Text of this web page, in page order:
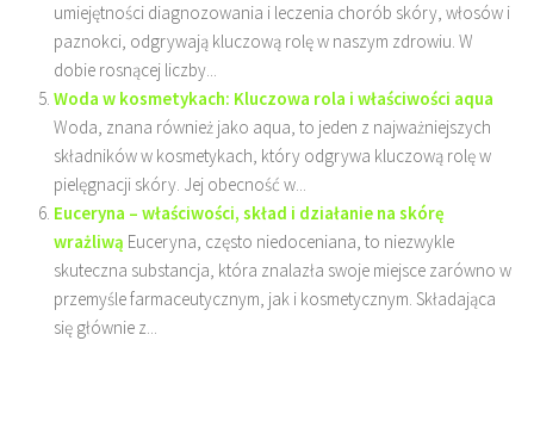
umiejętności diagnozowania i leczenia chorób skóry, włosów i
paznokci, odgrywają kluczową rolę w naszym zdrowiu. W
dobie rosnącej liczby...
Woda w kosmetykach: Kluczowa rola i właściwości aqua
Woda, znana również jako aqua, to jeden z najważniejszych
składników w kosmetykach, który odgrywa kluczową rolę w
pielęgnacji skóry. Jej obecność w...
Euceryna – właściwości, skład i działanie na skórę
wrażliwą Euceryna, często niedoceniana, to niezwykle
skuteczna substancja, która znalazła swoje miejsce zarówno w
przemyśle farmaceutycznym, jak i kosmetycznym. Składająca
się głównie z...